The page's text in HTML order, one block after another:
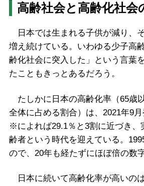
高齢社会と高齢化社会
日本では生まれる子供が減り、
増え続けている。いわゆる少子高
齢化社会に突入した」という言葉
たこともきっとあるだろう。
たしかに日本の高齢化率（65歳
全体に占める割合）は、2021年9
※によれば29.1％と3割に近づき、
齢者という時代を迎えている。
ので、20年も経たずにほぼ倍の数
日本に続いて高齢化率が高いの